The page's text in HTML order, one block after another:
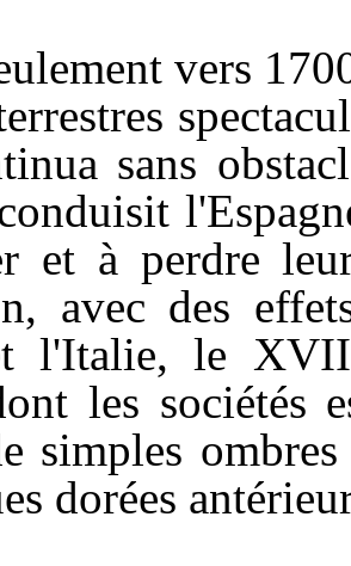
vers
sans
et à perdre
avec des
l'Italie, le
les sociétés
simples
dorées